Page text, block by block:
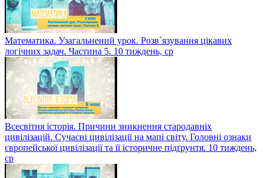
Математика. Узагальнений урок. Розв`язування цікавих
логічних задач. Частина 5. 10 тиждень, ср
Всесвітня історія. Причини зникнення стародавніх
цивілізацій. Сучасні цивілізації на мапі світу. Головні ознаки
європейської цивілізації та її історичне підґрунтя. 10 тиждень,
ср